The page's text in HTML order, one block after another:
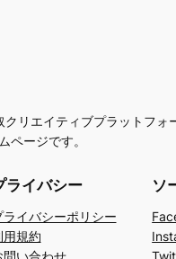
クリエイティブプラットフォ
ページです。
ライバシー
ライバシーポリシー
用規約
ソ